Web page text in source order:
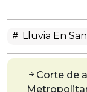
Lluvia En
Corte de